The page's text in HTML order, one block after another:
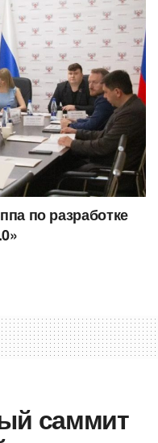
по разработке
саммит